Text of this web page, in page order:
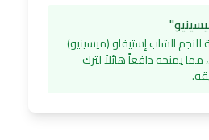
للنجم الشاب إستيفاو (ميسينيو)
مما يمنحه دافعاً هائلاً لترك